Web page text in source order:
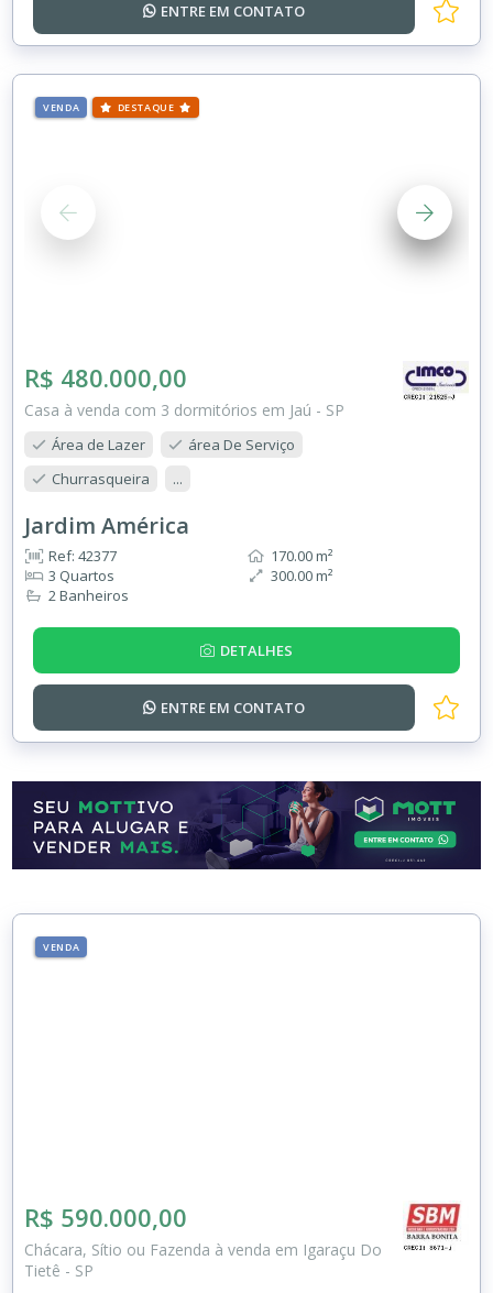
ENTRE EM CONTATO
VENDA DESTAQUE
R$ 480.000,00
Casa à venda com 3 dormitórios em Jaú - SP
Área de Lazer
área De Serviço
Churrasqueira
...
Jardim América
Ref: 42377
3 Quartos
2 Banheiros
170.00 m²
300.00 m²
DETALHES
ENTRE EM CONTATO
VENDA
R$ 590.000,00
Chácara, Sítio ou Fazenda à venda em Igaraçu Do
Tietê - SP